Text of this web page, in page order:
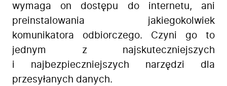
wymaga on dostępu do internetu, ani
preinstalowania jakiegokolwiek
komunikatora odbiorczego. Czyni go to
jednym z najskuteczniejszych
i najbezpieczniejszych narzędzi dla
przesyłanych danych.